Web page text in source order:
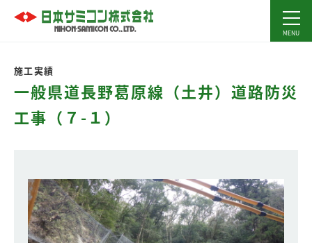
施工実績
一般県道長野葛原線（土井）道路防災
工事（７-１）